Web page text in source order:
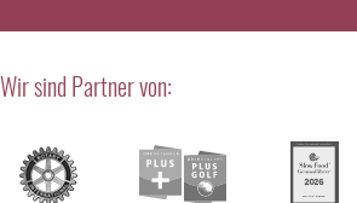
Wir sind Partner von: